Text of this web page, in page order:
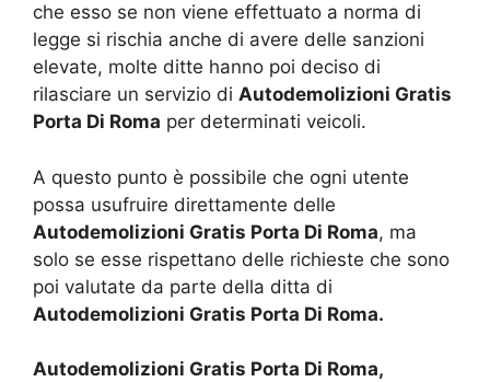
che esso se non viene effettuato a norma di
legge si rischia anche di avere delle sanzioni
elevate, molte ditte hanno poi deciso di
rilasciare un servizio di Autodemolizioni Gratis
Porta Di Roma per determinati veicoli.
A questo punto è possibile che ogni utente
possa usufruire direttamente delle
Autodemolizioni Gratis Porta Di Roma, ma
solo se esse rispettano delle richieste che sono
poi valutate da parte della ditta di
Autodemolizioni Gratis Porta Di Roma.
Autodemolizioni Gratis Porta Di Roma,